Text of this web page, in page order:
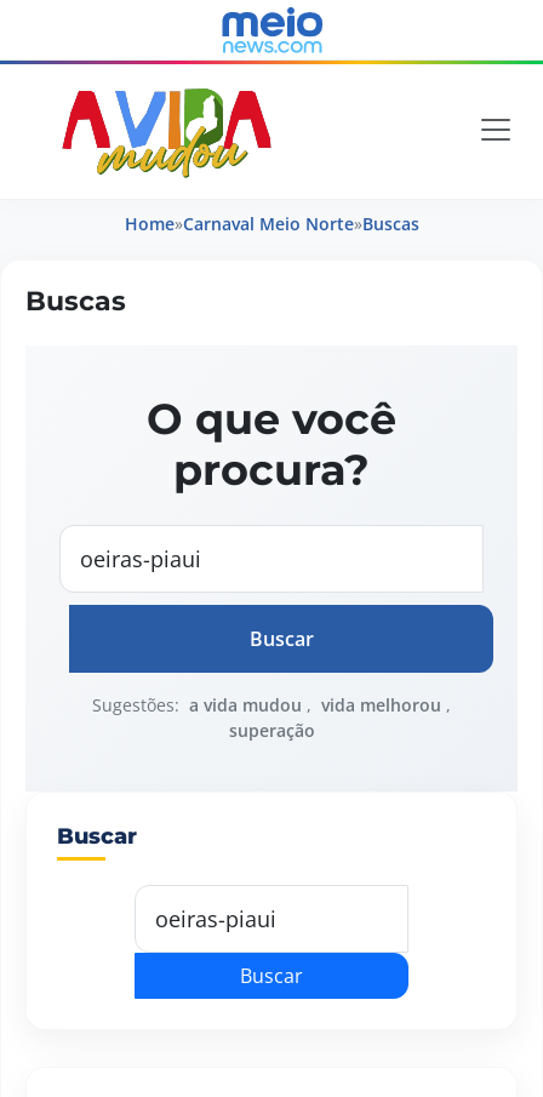
Home»Carnaval Meio Norte»Buscas
Buscas
O que você
procura?
Buscar
Sugestões: a vida mudou , vida melhorou ,
superação
Buscar
Buscar